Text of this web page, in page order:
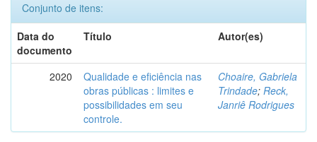
Conjunto de itens:
Data do
documento
Título Autor(es)
2020
Qualidade e eficiência nas
obras públicas : limites e
possibilidades em seu
controle.
Choaire, Gabriela
Trindade; Reck,
Janriê Rodrigues